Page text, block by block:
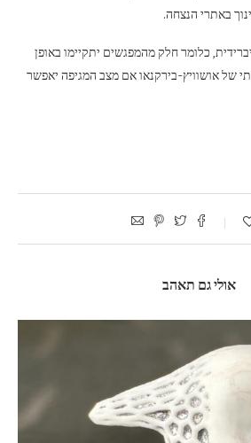
כלומר חלק מהמפגשים יתקיימו באופן
של אושוויץ-בירקנאו אם מצב המגיפה יאפשר
אולי גם תאהב